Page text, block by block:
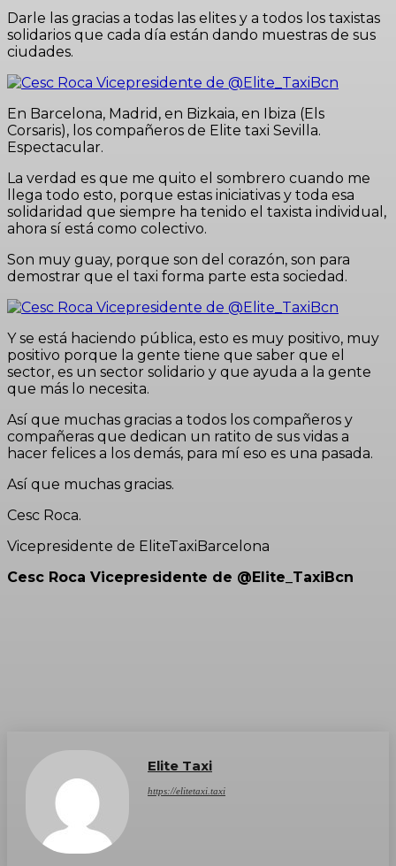
Darle las gracias a todas las elites y a todos los taxistas
solidarios que cada día están dando muestras de sus
ciudades.
En Barcelona, Madrid, en Bizkaia, en Ibiza (Els
Corsaris), los compañeros de Elite taxi Sevilla.
Espectacular.
La verdad es que me quito el sombrero cuando me
llega todo esto, porque estas iniciativas y toda esa
solidaridad que siempre ha tenido el taxista individual,
ahora sí está como colectivo.
Son muy guay, porque son del corazón, son para
demostrar que el taxi forma parte esta sociedad.
Y se está haciendo pública, esto es muy positivo, muy
positivo porque la gente tiene que saber que el
sector, es un sector solidario y que ayuda a la gente
que más lo necesita.
Así que muchas gracias a todos los compañeros y
compañeras que dedican un ratito de sus vidas a
hacer felices a los demás, para mí eso es una pasada.
Así que muchas gracias.
Cesc Roca.
Vicepresidente de EliteTaxiBarcelona
Cesc Roca Vicepresidente de @Elite_TaxiBcn
Elite Taxi
https://elitetaxi.taxi